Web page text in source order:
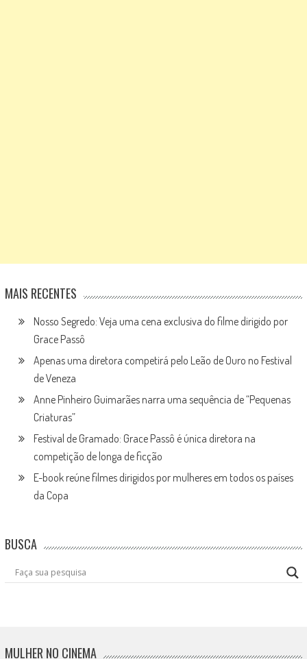
MAIS RECENTES
Nosso Segredo: Veja uma cena exclusiva do filme dirigido por
Grace Passô
Apenas uma diretora competirá pelo Leão de Ouro no Festival
de Veneza
Anne Pinheiro Guimarães narra uma sequência de “Pequenas
Criaturas”
Festival de Gramado: Grace Passô é única diretora na
competição de longa de ficção
E-book reúne filmes dirigidos por mulheres em todos os países
da Copa
BUSCA
MULHER NO CINEMA